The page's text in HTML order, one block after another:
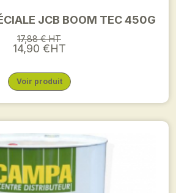
JCB BOOM TEC 450G
17,88 € HT
14,90 €HT
Voir produit